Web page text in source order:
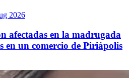
2026
afectadas en la madrugada
en un comercio de Piriápolis